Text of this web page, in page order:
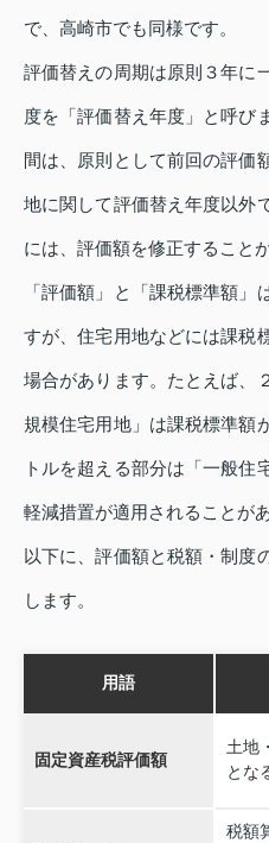
で、高崎市でも同様です。
評価替えの周期は原則３年に
度を「評価替え年度」と呼び
間は、原則として前回の評価
地に関して評価替え年度以外
には、評価額を修正すること
「評価額」と「課税標準額」
すが、住宅用地などには課税
場合があります。たとえば、
規模住宅用地」は課税標準額
トルを超える部分は「一般住
軽減措置が適用されることが
以下に、評価額と税額・制度
します。
用語
固定資産税評価額
土地
とな
税額